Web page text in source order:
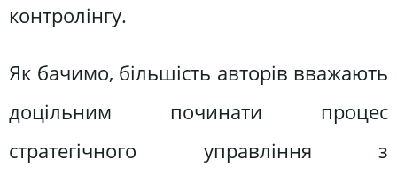
контролінгу.
Як бачимо, більшість авторів вважають
доцільним починати процес
стратегічного управління з